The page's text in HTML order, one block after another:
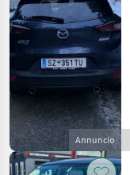
Annuncio